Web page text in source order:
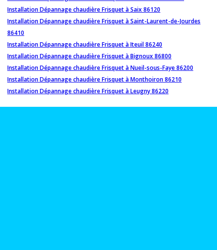
Installation Dépannage chaudière Frisquet à Saix 86120
Installation Dépannage chaudière Frisquet à Saint-Laurent-de-Jourdes
86410
Installation Dépannage chaudière Frisquet à Iteuil 86240
Installation Dépannage chaudière Frisquet à Bignoux 86800
Installation Dépannage chaudière Frisquet à Nueil-sous-Faye 86200
Installation Dépannage chaudière Frisquet à Monthoiron 86210
Installation Dépannage chaudière Frisquet à Leugny 86220